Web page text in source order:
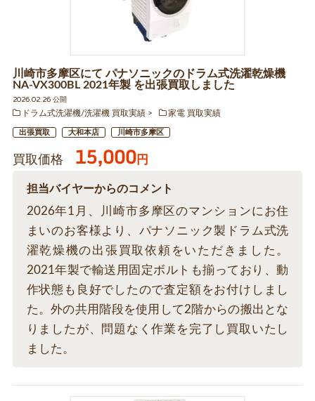
川崎市多摩区にて パナソニックのドラム式洗濯乾燥機
NA-VX300BL 2021年製 を出張買取しました
2026.02.26 公開
ドラム式洗濯機/洗濯機 買取実績
家電 買取実績
出張買取 大和本店 川崎市多摩区
買取価格 15,000円
担当バイヤーからのコメント
2026年1月、川崎市多摩区のマンションにお住
まいのお客様より、パナソニック製ドラム式洗
濯乾燥機の出張買取依頼をいただきました。
2021年製で輸送用固定ボルトも揃っており、動
作状態も良好でしたので査定額をお付けしまし
た。外の共用階段を使用して2階からの搬出とな
りましたが、問題なく作業を完了し買取いたし
ました。